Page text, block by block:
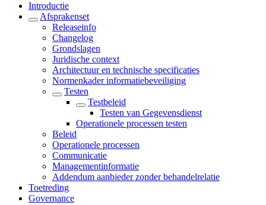
Introductie
Afsprakenset
Releaseinfo
Changelog
Grondslagen
Juridische context
Architectuur en technische specificaties
Normenkader informatiebeveiliging
Testen
Testbeleid
Testen van Gegevensdienst
Operationele processen testen
Beleid
Operationele processen
Communicatie
Managementinformatie
Addendum aanbieder zonder behandelrelatie
Toetreding
Governance